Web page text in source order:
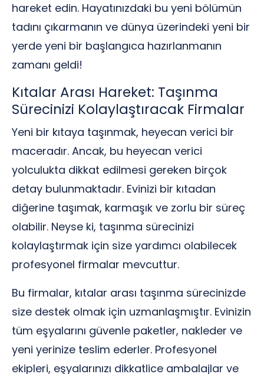
hareket edin. Hayatınızdaki bu yeni bölümün
tadını çıkarmanın ve dünya üzerindeki yeni bir
yerde yeni bir başlangıca hazırlanmanın
zamanı geldi!
Kıtalar Arası Hareket: Taşınma
Sürecinizi Kolaylaştıracak Firmalar
Yeni bir kıtaya taşınmak, heyecan verici bir
maceradır. Ancak, bu heyecan verici
yolculukta dikkat edilmesi gereken birçok
detay bulunmaktadır. Evinizi bir kıtadan
diğerine taşımak, karmaşık ve zorlu bir süreç
olabilir. Neyse ki, taşınma sürecinizi
kolaylaştırmak için size yardımcı olabilecek
profesyonel firmalar mevcuttur.
Bu firmalar, kıtalar arası taşınma sürecinizde
size destek olmak için uzmanlaşmıştır. Evinizin
tüm eşyalarını güvenle paketler, nakleder ve
yeni yerinize teslim ederler. Profesyonel
ekipleri, eşyalarınızı dikkatlice ambalajlar ve